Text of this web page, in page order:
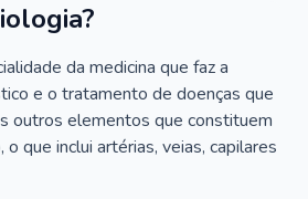
da medicina que faz a
e o tratamento de doenças que
outros elementos que constituem
que inclui artérias, veias, capilares